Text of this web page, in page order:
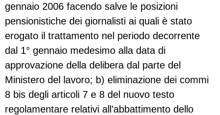
gennaio 2006 facendo salve le posizioni
pensionistiche dei giornalisti ai quali è stato
erogato il trattamento nel periodo decorrente
dal 1° gennaio medesimo alla data di
approvazione della delibera dal parte del
Ministero del lavoro; b) eliminazione dei commi
8 bis degli articoli 7 e 8 del nuovo testo
regolamentare relativi all’abbattimento dello